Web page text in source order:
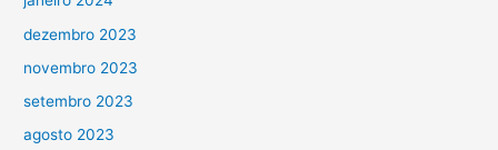
dezembro 2023
novembro 2023
setembro 2023
agosto 2023